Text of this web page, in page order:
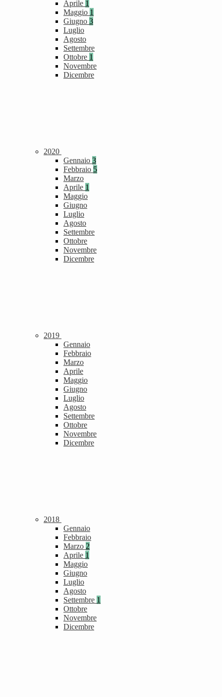
Aprile 1
Maggio 1
Giugno 3
Luglio
Agosto
Settembre
Ottobre 1
Novembre
Dicembre
2020
Gennaio 3
Febbraio 5
Marzo
Aprile 1
Maggio
Giugno
Luglio
Agosto
Settembre
Ottobre
Novembre
Dicembre
2019
Gennaio
Febbraio
Marzo
Aprile
Maggio
Giugno
Luglio
Agosto
Settembre
Ottobre
Novembre
Dicembre
2018
Gennaio
Febbraio
Marzo 2
Aprile 1
Maggio
Giugno
Luglio
Agosto
Settembre 1
Ottobre
Novembre
Dicembre